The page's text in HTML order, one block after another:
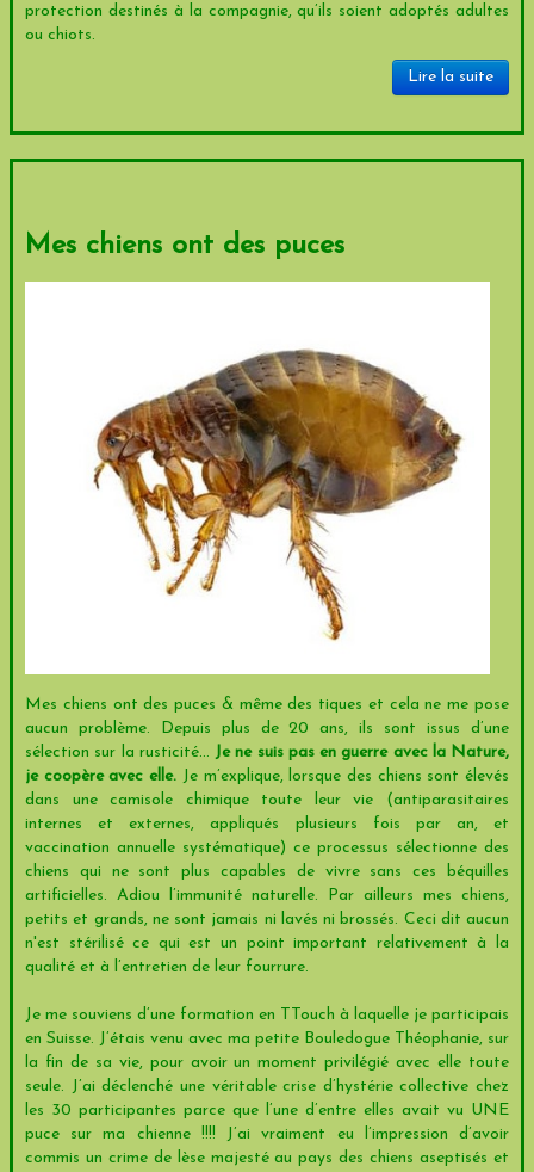
protection destinés à la compagnie, qu’ils soient adoptés adultes
ou chiots.
Lire la suite
Mes chiens ont des puces
Mes chiens ont des puces & même des tiques et cela ne me pose
aucun problème. Depuis plus de 20 ans, ils sont issus d’une
sélection sur la rusticité... Je ne suis pas en guerre avec la Nature,
je coopère avec elle. Je m’explique, lorsque des chiens sont élevés
dans une camisole chimique toute leur vie (antiparasitaires
internes et externes, appliqués plusieurs fois par an, et
vaccination annuelle systématique) ce processus sélectionne des
chiens qui ne sont plus capables de vivre sans ces béquilles
artificielles. Adiou l’immunité naturelle. Par ailleurs mes chiens,
petits et grands, ne sont jamais ni lavés ni brossés. Ceci dit aucun
n'est stérilisé ce qui est un point important relativement à la
qualité et à l’entretien de leur fourrure.
Je me souviens d’une formation en TTouch à laquelle je participais
en Suisse. J’étais venu avec ma petite Bouledogue Théophanie, sur
la fin de sa vie, pour avoir un moment privilégié avec elle toute
seule. J’ai déclenché une véritable crise d’hystérie collective chez
les 30 participantes parce que l’une d’entre elles avait vu UNE
puce sur ma chienne !!!! J’ai vraiment eu l’impression d’avoir
commis un crime de lèse majesté au pays des chiens aseptisés et